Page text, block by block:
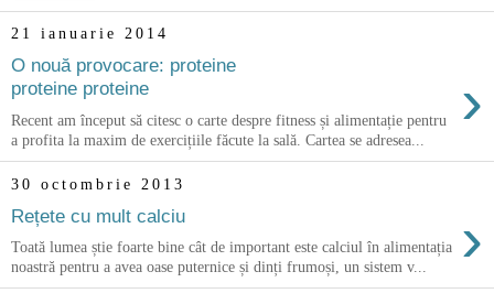
21 ianuarie 2014
O nouă provocare: proteine
proteine proteine
›
Recent am început să citesc o carte despre fitness și alimentație pentru
a profita la maxim de exercițiile făcute la sală. Cartea se adresea...
30 octombrie 2013
Rețete cu mult calciu ›
Toată lumea știe foarte bine cât de important este calciul în alimentația
noastră pentru a avea oase puternice și dinți frumoși, un sistem v...